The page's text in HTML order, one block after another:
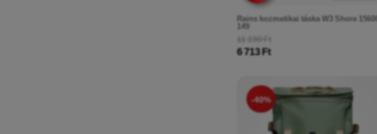
Rains kozmetikai táska W3 Shore 15600
149
11 190 Ft
6 713 Ft
-40%